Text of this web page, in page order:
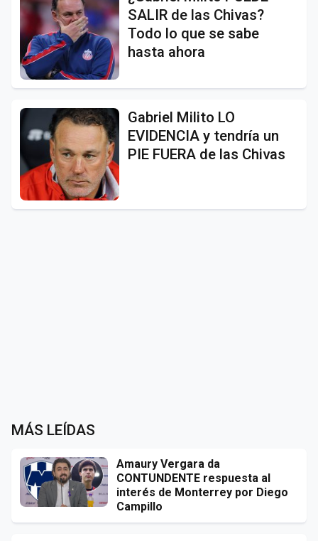
SALIR de las Chivas?
Todo lo que se sabe
hasta ahora
Gabriel Milito LO
EVIDENCIA y tendría un
PIE FUERA de las Chivas
MÁS LEÍDAS
Amaury Vergara da
CONTUNDENTE respuesta al
interés de Monterrey por Diego
Campillo